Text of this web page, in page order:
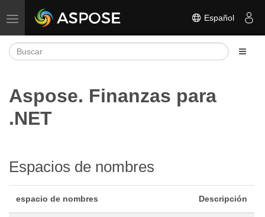
Alternar navegación Español
Aspose. Finanzas para
.NET
Espacios de nombres
espacio de nombres Descripción